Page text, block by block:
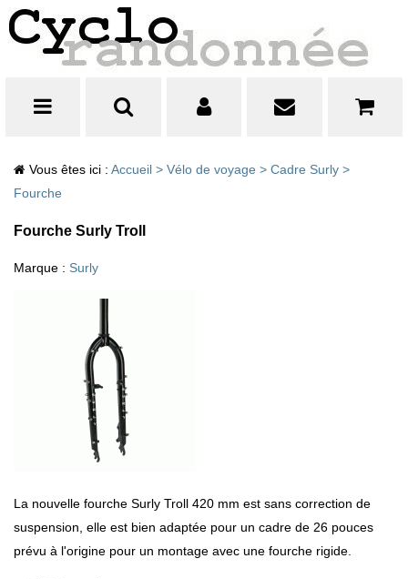
Vous êtes ici : Accueil > Vélo de voyage > Cadre Surly >
Fourche
Fourche Surly Troll
Marque : Surly
La nouvelle fourche Surly Troll 420 mm est sans correction de
suspension, elle est bien adaptée pour un cadre de 26 pouces
prévu à l'origine pour un montage avec une fourche rigide.